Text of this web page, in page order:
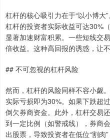
杠杆的核心吸引力在于“以小博大
杠杆的投资者实际收益可达30%
显著加速财富积累。一些短线交
倍收益。这种高回报的诱惑，让
## 不可忽视的杠杆风险
然而，杠杆的风险同样不容小觑
实际亏损即为30%。如果下跌超
倒欠券商资金。此外，杠杆交易
到一定比例（如警戒线），券商
出股票，导致投资者在低位“割肉”